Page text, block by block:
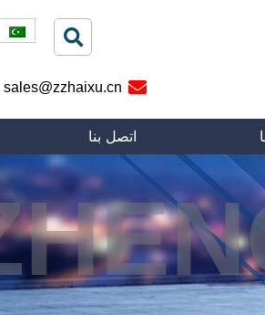
sales@zzhaixu.cn
اتصل بنا